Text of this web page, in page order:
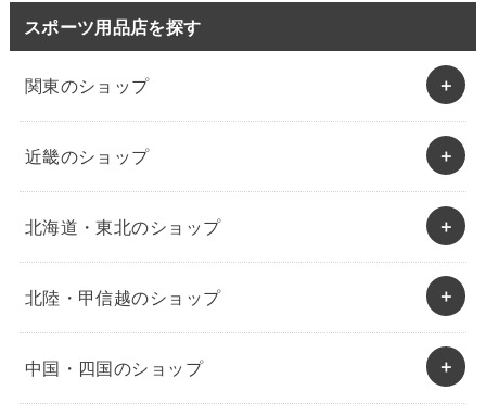
スポーツ用品店を探す
関東のショップ
近畿のショップ
北海道・東北のショップ
北陸・甲信越のショップ
中国・四国のショップ